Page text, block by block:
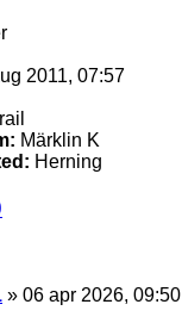
2011, 07:57
Märklin K
Herning
» 06 apr 2026, 09:50